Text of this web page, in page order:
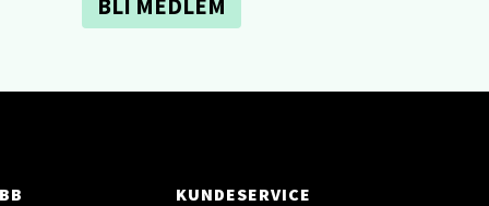
BLI MEDLEM
KUNDESERVICE